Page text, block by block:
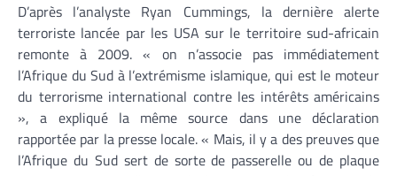
D’après l’analyste Ryan Cummings, la dernière alerte
terroriste lancée par les USA sur le territoire sud-africain
remonte à 2009. « on n’associe pas immédiatement
l’Afrique du Sud à l’extrémisme islamique, qui est le moteur
du terrorisme international contre les intérêts américains
», a expliqué la même source dans une déclaration
rapportée par la presse locale. « Mais, il y a des preuves que
l’Afrique du Sud sert de sorte de passerelle ou de plaque